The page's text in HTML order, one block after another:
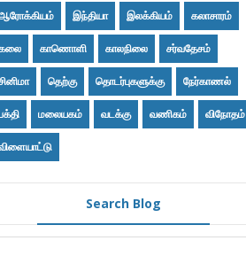
இந்தியா இலக்கியம் கலாசாரம்
காணொளி காலநிலை சர்வதேசம்
தெற்கு தொடர்புகளுக்கு நேர்காணல்
மலையகம் வடக்கு வணிகம் விநோதம்
Search Blog